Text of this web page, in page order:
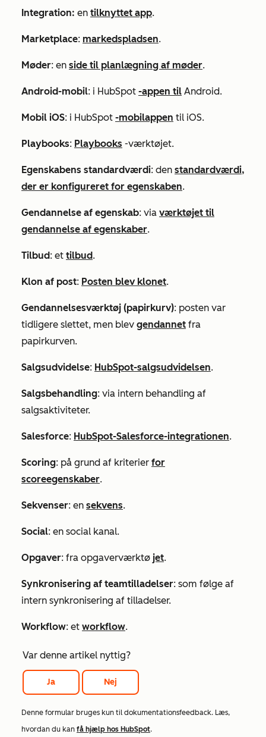
Integration: en tilknyttet app.
Marketplace: markedspladsen.
Møder: en side til planlægning af møder.
Android-mobil: i HubSpot -appen til Android.
Mobil iOS: i HubSpot -mobilappen til iOS.
Playbooks: Playbooks -værktøjet.
Egenskabens standardværdi: den standardværdi,
der er konfigureret for egenskaben.
Gendannelse af egenskab: via værktøjet til
gendannelse af egenskaber.
Tilbud: et tilbud.
Klon af post: Posten blev klonet.
Gendannelsesværktøj (papirkurv): posten var
tidligere slettet, men blev gendannet fra
papirkurven.
Salgsudvidelse: HubSpot-salgsudvidelsen.
Salgsbehandling: via intern behandling af
salgsaktiviteter.
Salesforce: HubSpot-Salesforce-integrationen.
Scoring: på grund af kriterier for
scoreegenskaber.
Sekvenser: en sekvens.
Social: en social kanal.
Opgaver: fra opgaverværktø jet.
Synkronisering af teamtilladelser: som følge af
intern synkronisering af tilladelser.
Workflow: et workflow.
Var denne artikel nyttig?
Ja Nej
Denne formular bruges kun til dokumentationsfeedback. Læs,
hvordan du kan få hjælp hos HubSpot.